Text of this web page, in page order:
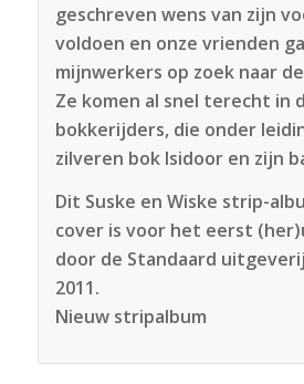
geschreven wens van zijn
voldoen en onze vrienden
mijnwerkers op zoek naar
Ze komen al snel terecht in
bokkerijders, die onder
zilveren bok Isidoor en zijn
Dit Suske en Wiske strip-
cover is voor het eerst
door de Standaard
2011.
Nieuw stripalbum